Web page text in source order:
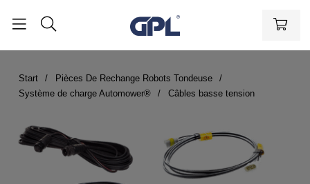
Start
Pièces De Rechange Robots Tondeuse
Système de charge Automower®
Câbles basse tension